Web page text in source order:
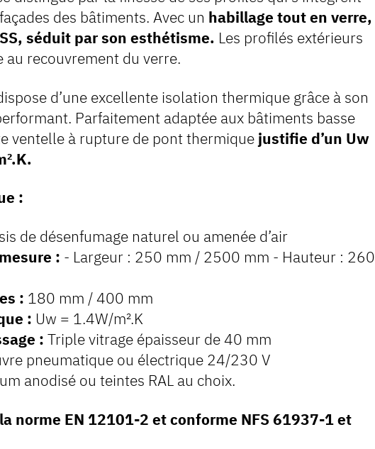
des bâtiments. Avec un habillage tout en verre,
séduit par son esthétisme. Les profilés extérieurs
au recouvrement du verre.
d’une excellente isolation thermique grâce à son
Parfaitement adaptée aux bâtiments basse
ventelle à rupture de pont thermique justifie d’un Uw
:
de désenfumage naturel ou amenée d’air
: - Largeur : 250 mm / 2500 mm - Hauteur : 260
: 180 mm / 400 mm
: Uw = 1.4W/m².K
: Triple vitrage épaisseur de 40 mm
pneumatique ou électrique 24/230 V
anodisé ou teintes RAL au choix.
norme EN 12101-2 et conforme NFS 61937-1 et